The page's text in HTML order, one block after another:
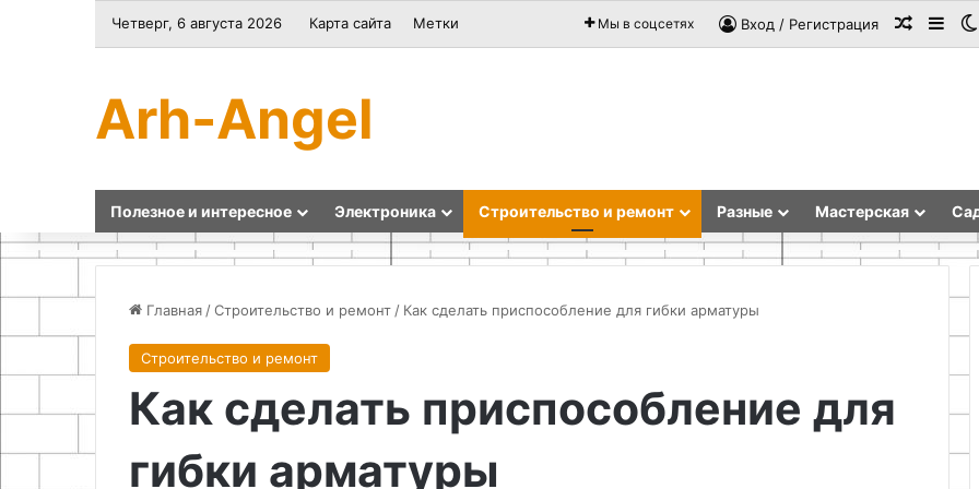
Четверг, 6 августа 2026 Карта сайта Метки Мы в соцсетях Вход / Регистрация
Arh-Angel
Полезное и интересное Электроника Строительство и ремонт Разные Мастерская
Главная /Строительство и ремонт / Как сделать приспособление для гибки арматуры
Строительство и ремонт
Как сделать приспособление для
гибки арматуры
Как
приготовить
пиццу
кабачков
буржуйки
из